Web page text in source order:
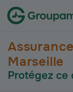
Marseille
Protégez ce